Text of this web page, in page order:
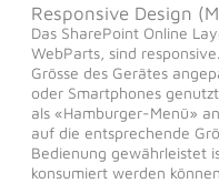
Responsive Design
Das SharePoint Online
WebParts, sind
Grösse des Gerätes
oder Smartphones
als «Hamburger-Menü»
auf die entsprechende
Bedienung gewährleistet
konsumiert werden